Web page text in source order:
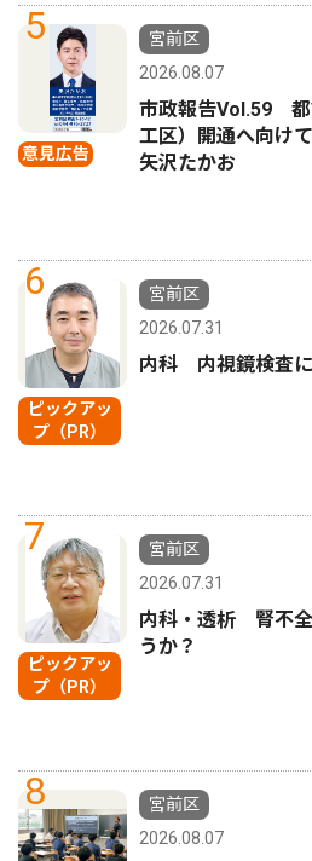
5
意見広告
宮前区
2026.08.07
市政報告Vol.59 都
工区）開通へ向け
矢沢たかお
6
ピックアッ
プ（PR）
宮前区
2026.07.31
内科 内視鏡検査
7
ピックアッ
プ（PR）
宮前区
2026.07.31
内科・透析 腎不
うか？
8
宮前区
2026.08.07